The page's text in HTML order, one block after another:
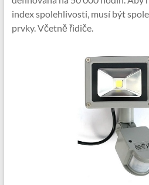
index spolehlivosti, musí být
prvky. Včetně řidiče.